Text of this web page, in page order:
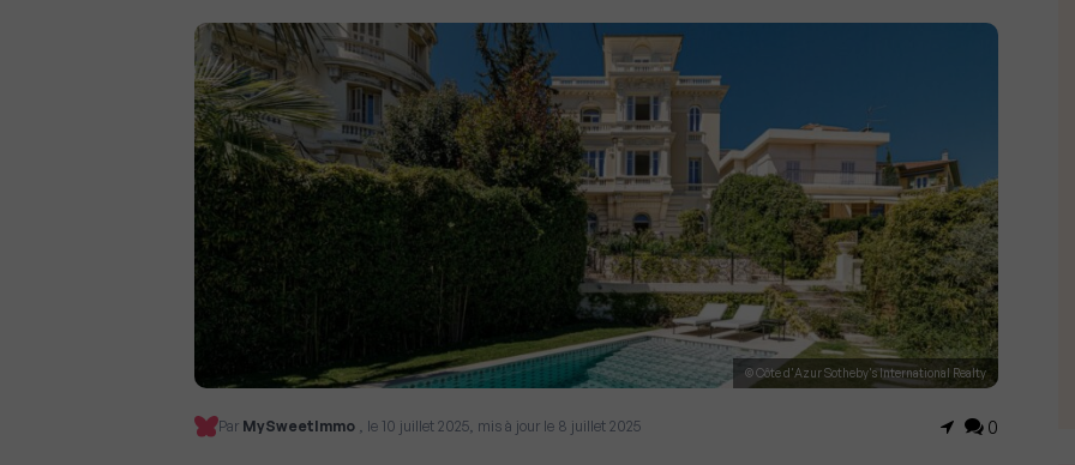
© Côte d'Azur Sotheby's International Realty
Par MySweetImmo , le 10 juillet 2025, mis à jour le 8 juillet 2025 0